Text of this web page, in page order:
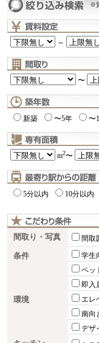
※
～
〜
新築 〜5年 〜
m2〜
5分以内 10分以内
間取り・写真 間取
条件 学生
ペッ
即入
環境 エレ
南向
デザ